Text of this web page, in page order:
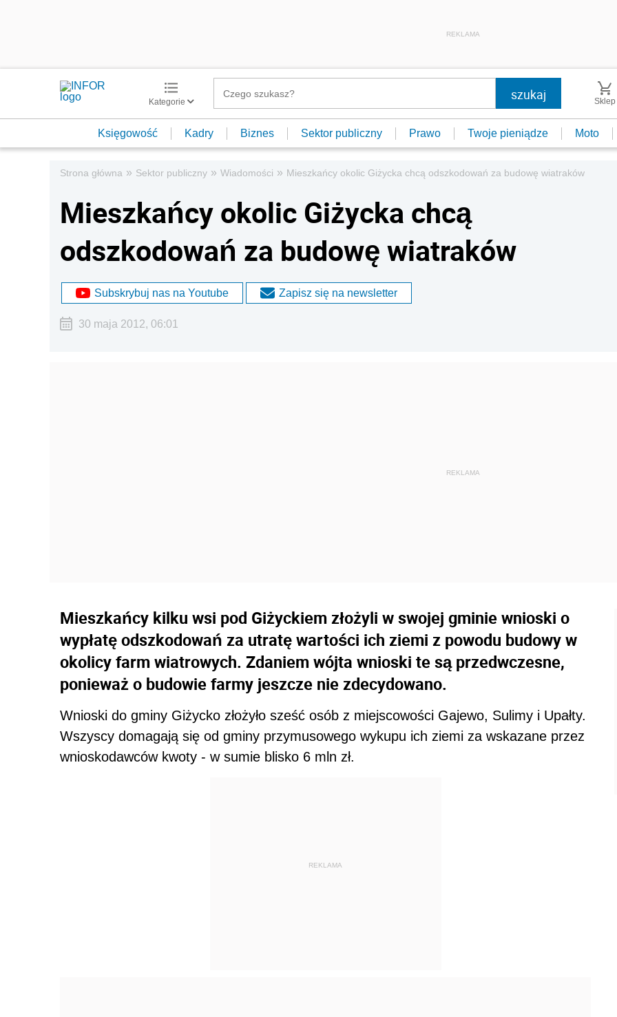
REKLAMA
Kategorie Sklep
Księgowość Kadry Biznes Sektor publiczny Prawo Twoje pieniądze Moto
Strona główna » Sektor publiczny » Wiadomości » Mieszkańcy okolic Giżycka chcą odszkodowań za budowę wiatraków
Mieszkańcy okolic Giżycka chcą
odszkodowań za budowę wiatraków
Subskrybuj nas na Youtube Zapisz się na newsletter
30 maja 2012, 06:01
Mieszkańcy kilku wsi pod Giżyckiem złożyli w swojej gminie wnioski o
wypłatę odszkodowań za utratę wartości ich ziemi z powodu budowy w
okolicy farm wiatrowych. Zdaniem wójta wnioski te są przedwczesne,
ponieważ o budowie farmy jeszcze nie zdecydowano.
Wnioski do gminy Giżycko złożyło sześć osób z miejscowości Gajewo, Sulimy i Upałty.
Wszyscy domagają się od gminy przymusowego wykupu ich ziemi za wskazane przez
wnioskodawców kwoty - w sumie blisko 6 mln zł.
REKLAMA